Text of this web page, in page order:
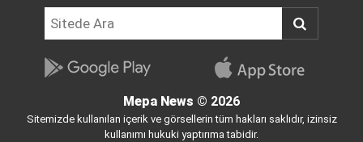
Mepa News © 2026
Sitemizde kullanılan içerik ve görsellerin tüm hakları saklıdır, izinsiz
kullanımı hukuki yaptırıma tabidir.